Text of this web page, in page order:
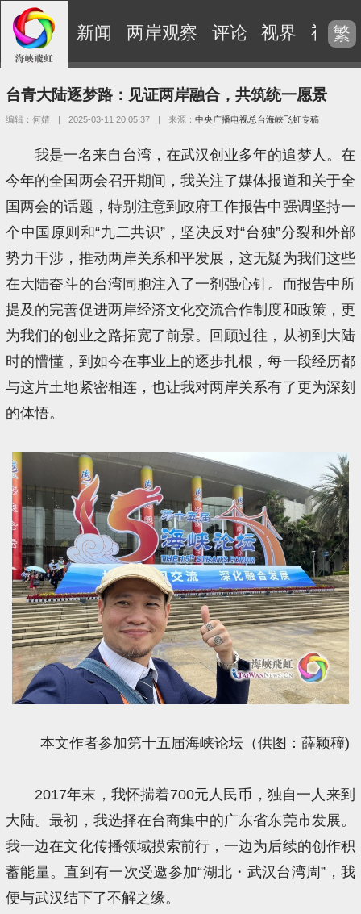
新闻 两岸观察 评论 视界 视频
繁
台青大陆逐梦路：见证两岸融合，共筑统一愿景
编辑：何婧 | 2025-03-11 20:05:37 | 来源：中央广播电视总台海峡飞虹专稿
我是一名来自台湾，在武汉创业多年的追梦人。在
今年的全国两会召开期间，我关注了媒体报道和关于全
国两会的话题，特别注意到政府工作报告中强调坚持一
个中国原则和“九二共识”，坚决反对“台独”分裂和外部
势力干涉，推动两岸关系和平发展，这无疑为我们这些
在大陆奋斗的台湾同胞注入了一剂强心针。而报告中所
提及的完善促进两岸经济文化交流合作制度和政策，更
为我们的创业之路拓宽了前景。回顾过往，从初到大陆
时的懵懂，到如今在事业上的逐步扎根，每一段经历都
与这片土地紧密相连，也让我对两岸关系有了更为深刻
的体悟。
本文作者参加第十五届海峡论坛（供图：薛颖穜)
2017年末，我怀揣着700元人民币，独自一人来到
大陆。最初，我选择在台商集中的广东省东莞市发展。
我一边在文化传播领域摸索前行，一边为后续的创作积
蓄能量。直到有一次受邀参加“湖北・武汉台湾周”，我
便与武汉结下了不解之缘。